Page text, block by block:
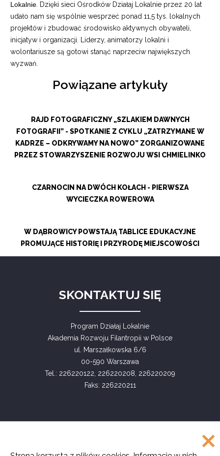
Lokalnie . Dzięki sieci Ośrodków Działaj Lokalnie przez 20 lat
udało nam się wspólnie wesprzeć ponad 11,5 tys. lokalnych
projektów i zbudować środowisko aktywnych obywateli,
inicjatyw i organizacji. Liderzy, animatorzy lokalni i
wolontariusze są gotowi stanąć naprzeciw największych
wyzwań.
Powiązane artykuły
RAJD FOTOGRAFICZNY „SZLAKIEM DAWNYCH
FOTOGRAFII” - SPOTKANIE Z CYKLU „ZATRZYMANE W
KADRZE – ODKRYWAMY NA NOWO” ZORGANIZOWANE
PRZEZ STOWARZYSZENIE ROZWOJU WSI CHMIELINKO
CZARNOCIN NA DWÓCH KOŁACH - PIERWSZA
WYCIECZKA ROWEROWA
W DĄBROWICY POWSTAJĄ TABLICE EDUKACYJNE
PROMUJĄCE HISTORIĘ I PRZYRODĘ MIEJSCOWOŚCI
SKONTAKTUJ SIĘ
Program Działaj Lokalnie
Akademia Rozwoju Filantropii w Polsce
ul. Marszałkowska 6/6
00-590 Warszawa
Tel.: 226220122, 226220208, 226220209
Faks: 226220211
COPYRIGHT